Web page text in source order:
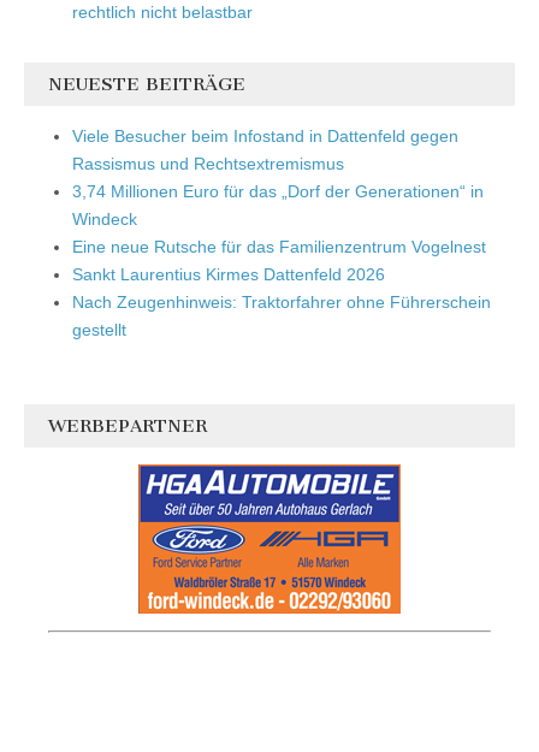
rechtlich nicht belastbar
NEUESTE BEITRÄGE
Viele Besucher beim Infostand in Dattenfeld gegen
Rassismus und Rechtsextremismus
3,74 Millionen Euro für das „Dorf der Generationen“ in
Windeck
Eine neue Rutsche für das Familienzentrum Vogelnest
Sankt Laurentius Kirmes Dattenfeld 2026
Nach Zeugenhinweis: Traktorfahrer ohne Führerschein
gestellt
WERBEPARTNER